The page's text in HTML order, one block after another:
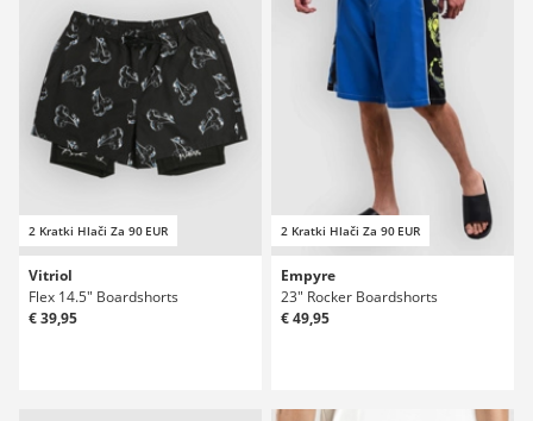
2 Kratki Hlači Za 90 EUR
Vitriol
Flex 14.5" Boardshorts
€ 39,95
2 Kratki Hlači Za 90 EUR
Empyre
23" Rocker Boardshorts
€ 49,95